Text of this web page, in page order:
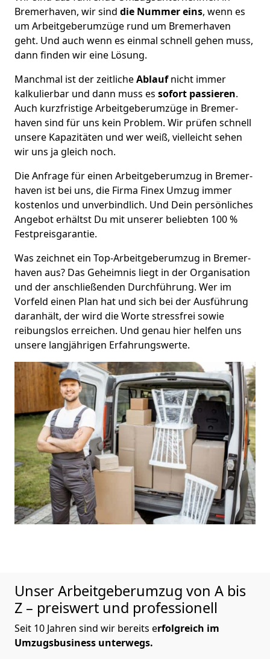
Bremer­haven, wir sind die Nummer eins, wenn es
um Arbeitgeberumzüge rund um Bremer­haven
geht. Und auch wenn es einmal schnell gehen muss,
dann finden wir eine Lösung.
Manchmal ist der zeitlicheAblaufnicht immer
kalkulierbar und dann muss es sofort passieren.
Auch kurzfristige Arbeitgeberumzüge in Bremer­
haven sind für uns kein Problem. Wir prüfen schnell
unsere Kapazitäten und wer weiß, vielleicht sehen
wir uns ja gleich noch.
Die Anfrage für einen Arbeitgeberumzug in Bremer­
haven ist bei uns, die Firma Finex Umzug immer
kostenlos und unverbindlich. Und Dein persönliches
Angebot erhältst Du mit unserer beliebten 100 %
Festpreisgarantie.
Was zeichnet ein Top-Arbeitgeberumzug in Bremer­
haven aus? Das Geheimnis liegt in der Organisation
und der anschließenden Durchführung. Wer im
Vorfeld einen Plan hat und sich bei der Ausführung
daranhält, der wird die Worte stressfrei sowie
reibungslos erreichen. Und genau hier helfen uns
unsere langjährigen Erfahrungswerte.
Unser Arbeitgeberumzug von A bis
Z – preiswert und professionell
Seit 10 Jahren sind wir bereits erfolgreich im
Umzugsbusiness unterwegs.